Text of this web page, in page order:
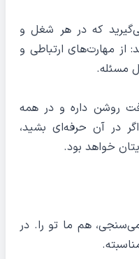
که در هر شغل و
از مهارت‌های ارتباطی و
مسئله.
روشن داره و در همه
در آن حرفه‌ای بشید،
خواهد بود.
هم ما تو را. در